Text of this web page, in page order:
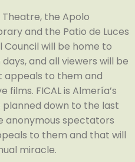
the Apolo
and the Patio de Luces
will be home to
and all viewers will be
appeals to them and
FICAL is Almería’s
down to the last
anonymous spectators
to them and that will
miracle.